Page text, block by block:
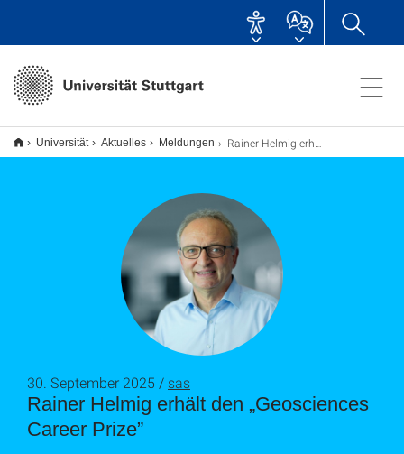
Universität Aktuelles Meldungen Rainer Helmig erhält den „Geosciences Career Prize”
Rainer Helmig erhält den „Geosciences
Career Prize”
30. September 2025 / sas